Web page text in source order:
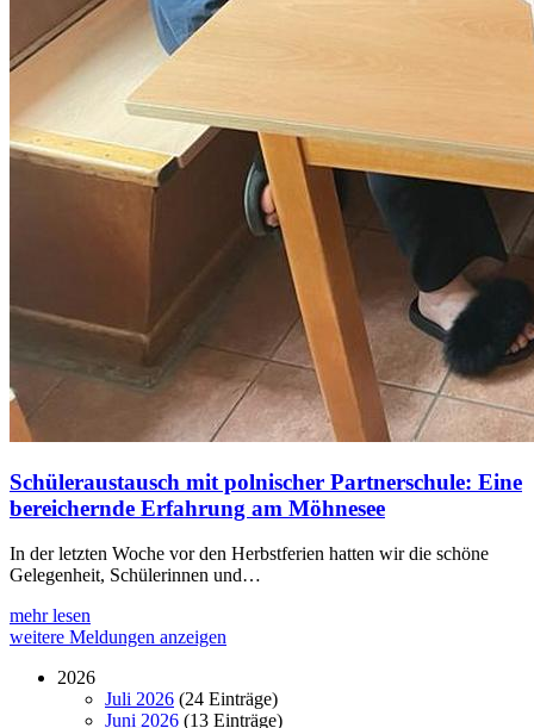
Schüleraustausch mit polnischer Partnerschule: Eine
bereichernde Erfahrung am Möhnesee
In der letzten Woche vor den Herbstferien hatten wir die schöne
Gelegenheit, Schülerinnen und…
mehr lesen
weitere Meldungen anzeigen
2026
Juli 2026 (24 Einträge)
Juni 2026 (13 Einträge)